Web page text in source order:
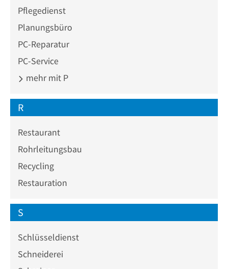
Pflegedienst
Planungsbüro
PC-Reparatur
PC-Service
mehr mit P
R
Restaurant
Rohrleitungsbau
Recycling
Restauration
S
Schlüsseldienst
Schneiderei